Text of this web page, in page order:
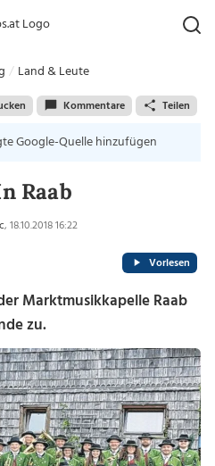
Land & Leute
Kommentare Teilen
Google-Quelle hinzufügen
Raab
, 18.10.2018 16:22
Vorlesen
Marktmusikkapelle Raab
zu.